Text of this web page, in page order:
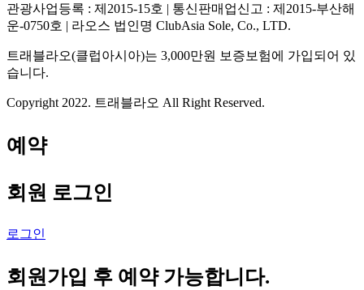
관광사업등록 : 제2015-15호 | 통신판매업신고 : 제2015-부산해
운-0750호 | 라오스 법인명 ClubAsia Sole, Co., LTD.
트래블라오(클럽아시아)는 3,000만원 보증보험에 가입되어 있
습니다.
Copyright 2022. 트래블라오 All Right Reserved.
예약
회원 로그인
로그인
회원가입 후 예약 가능합니다.